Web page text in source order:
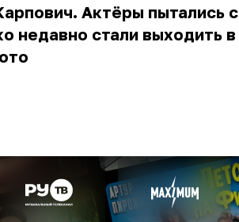
Актёры пытались
недавно стали выходить